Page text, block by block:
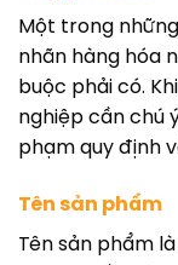
Một trong
nhãn hàng hóa
buộc phải có.
nghiệp cần chú
phạm quy định
Tên sản phẩm
Tên sản phẩm